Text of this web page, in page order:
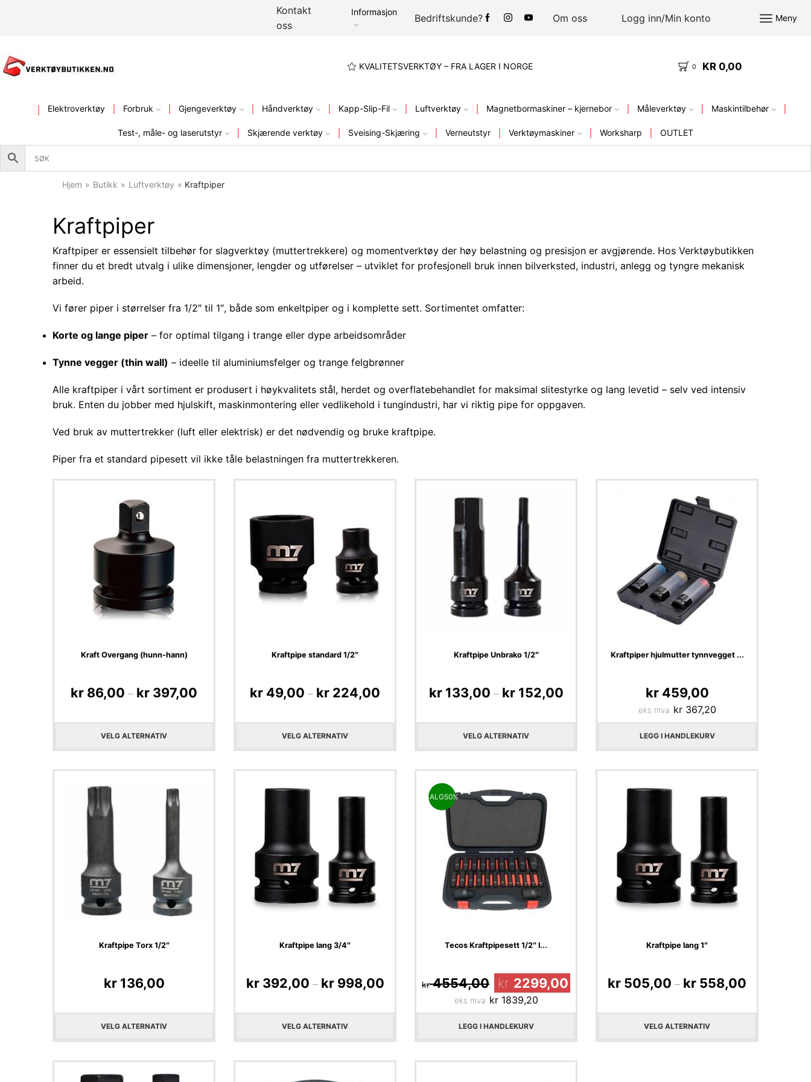
Kontakt
oss
Informasjon Bedriftskunde? Om oss Logg inn/Min konto Meny
KVALITETSVERKTØY – FRA LAGER I NORGE KVALITETSVERKTØY – FRA LAGER I NORGE
0 KR0,00
Elektroverktøy Forbruk Gjengeverktøy Håndverktøy Kapp-Slip-Fil Luftverktøy Magnetbormaskiner – kjernebor Måleverktøy Maskintilbehør
Test-, måle- og laserutstyr Skjærende verktøy Sveising-Skjæring Verneutstyr Verktøymaskiner Worksharp OUTLET
Hjem » Butikk » Luftverktøy » Kraftpiper
Kraftpiper
Kraftpiper er essensielt tilbehør for slagverktøy (muttertrekkere) og momentverktøy der høy belastning og presisjon er avgjørende. Hos Verktøybutikken
finner du et bredt utvalg i ulike dimensjoner, lengder og utførelser – utviklet for profesjonell bruk innen bilverksted, industri, anlegg og tyngre mekanisk
arbeid.
Vi fører piper i størrelser fra 1/2″ til 1″, både som enkeltpiper og i komplette sett. Sortimentet omfatter:
Korte og lange piper – for optimal tilgang i trange eller dype arbeidsområder
Tynne vegger (thin wall) – ideelle til aluminiumsfelger og trange felgbrønner
Alle kraftpiper i vårt sortiment er produsert i høykvalitets stål, herdet og overflatebehandlet for maksimal slitestyrke og lang levetid – selv ved intensiv
bruk. Enten du jobber med hjulskift, maskinmontering eller vedlikehold i tungindustri, har vi riktig pipe for oppgaven.
Ved bruk av muttertrekker (luft eller elektrisk) er det nødvendig og bruke kraftpipe.
Piper fra et standard pipesett vil ikke tåle belastningen fra muttertrekkeren.
Kraft Overgang (hunn-hann)
kr 86,00 – kr 397,00
VELG ALTERNATIV
Kraftpipe standard 1/2″
kr 49,00 – kr 224,00
VELG ALTERNATIV
Kraftpipe Unbrako 1/2″
kr133,00 – kr152,00
VELG ALTERNATIV
Kraftpiper hjulmutter tynnvegget ...
kr459,00
eks mva: kr367,20
LEGG I HANDLEKURV
Kraftpipe Torx 1/2″
kr136,00
VELG ALTERNATIV
Kraftpipe lang 3/4″
kr392,00 – kr998,00
VELG ALTERNATIV
SALG50%
Tecos Kraftpipesett 1/2″ l...
kr4554,00 kr 2299,00
eks mva: kr1839,20
LEGG I HANDLEKURV
Kraftpipe lang 1″
kr 505,00 – kr 558,00
VELG ALTERNATIV